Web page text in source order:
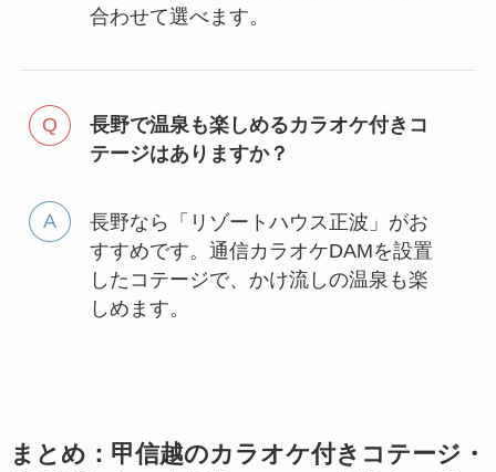
合わせて選べます。
長野で温泉も楽しめるカラオケ付きコ
テージはありますか？
長野なら「リゾートハウス正波」がお
すすめです。通信カラオケDAMを設置
したコテージで、かけ流しの温泉も楽
しめます。
まとめ：甲信越のカラオケ付きコテージ・